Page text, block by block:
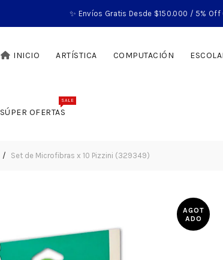
✨ Envíos Gratis Desde $150.000 / 5%
INICIO ARTÍSTICA COMPUTACIÓN
SÚPER OFERTAS
SALE
Set de Microfibras x 10 Pizzini (329349)
AGOT
ADO